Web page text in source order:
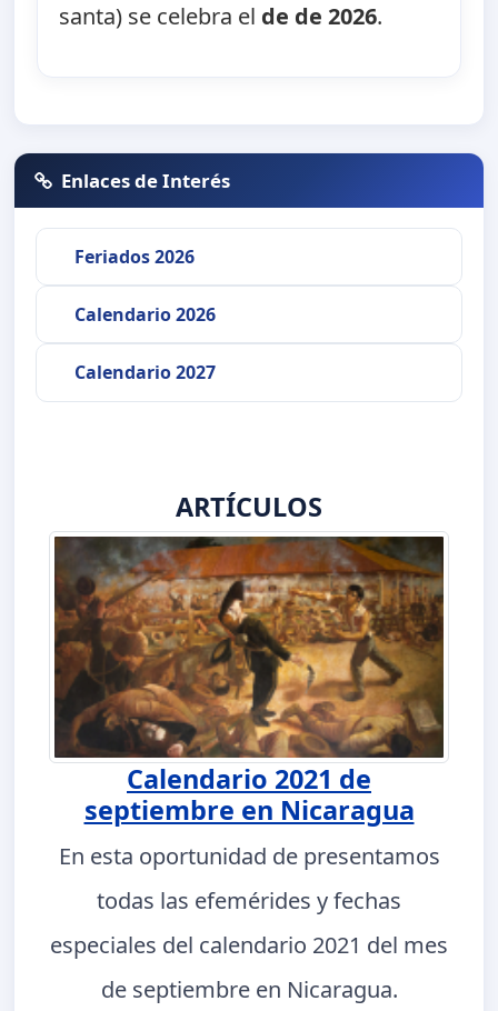
santa) se celebra el de de 2026.
Enlaces de Interés
Feriados 2026
Calendario 2026
Calendario 2027
ARTÍCULOS
Calendario 2021 de
septiembre en Nicaragua
En esta oportunidad de presentamos
todas las efemérides y fechas
especiales del calendario 2021 del mes
de septiembre en Nicaragua.